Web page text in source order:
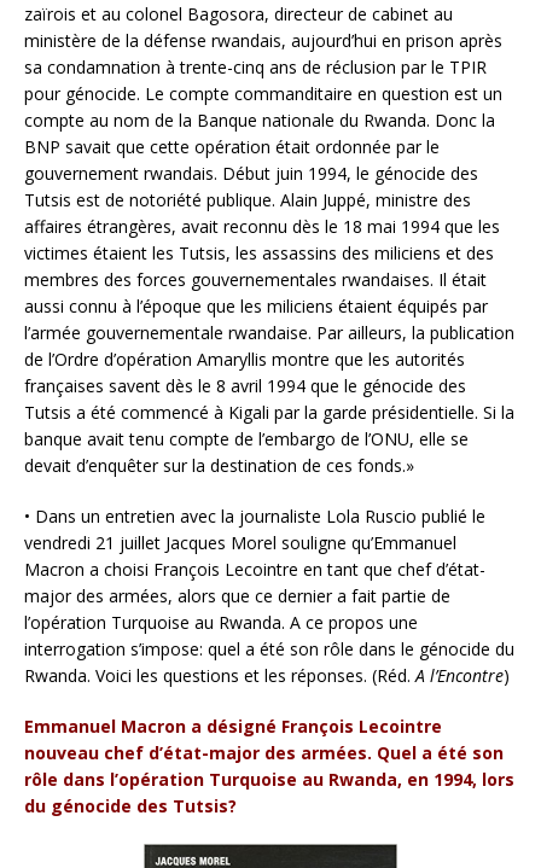
zaïrois et au colonel Bagosora, directeur de cabinet au
ministère de la défense rwandais, aujourd’hui en prison après
sa condamnation à trente-cinq ans de réclusion par le TPIR
pour génocide. Le compte commanditaire en question est un
compte au nom de la Banque nationale du Rwanda. Donc la
BNP savait que cette opération était ordonnée par le
gouvernement rwandais. Début juin 1994, le génocide des
Tutsis est de notoriété publique. Alain Juppé, ministre des
affaires étrangères, avait reconnu dès le 18 mai 1994 que les
victimes étaient les Tutsis, les assassins des miliciens et des
membres des forces gouvernementales rwandaises. Il était
aussi connu à l’époque que les miliciens étaient équipés par
l’armée gouvernementale rwandaise. Par ailleurs, la publication
de l’Ordre d’opération Amaryllis montre que les autorités
françaises savent dès le 8 avril 1994 que le génocide des
Tutsis a été commencé à Kigali par la garde présidentielle. Si la
banque avait tenu compte de l’embargo de l’ONU, elle se
devait d’enquêter sur la destination de ces fonds.»
• Dans un entretien avec la journaliste Lola Ruscio publié le
vendredi 21 juillet Jacques Morel souligne qu’Emmanuel
Macron a choisi François Lecointre en tant que chef d’état-
major des armées, alors que ce dernier a fait partie de
l’opération Turquoise au Rwanda. A ce propos une
interrogation s’impose: quel a été son rôle dans le génocide du
Rwanda. Voici les questions et les réponses. (Réd. A l’Encontre)
Emmanuel Macron a désigné François Lecointre
nouveau chef d’état-major des armées. Quel a été son
rôle dans l’opération Turquoise au Rwanda, en 1994, lors
du génocide des Tutsis?